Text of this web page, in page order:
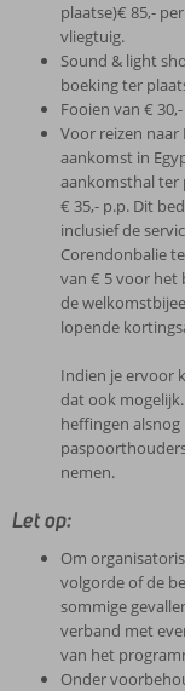
plaatse)€ 85,-
vliegtuig.
Sound & light
boeking ter
Fooien van €
Voor reizen naar
aankomst in
aankomsthal ter
€ 35,- p.p. Dit
inclusief de
Corendonbalie
van € 5 voor het
de
lopende
Indien je ervoor
dat ook
heffingen alsnog
nemen.
Let op:
Om
volgorde of de
sommige
verband met
van het
Onder